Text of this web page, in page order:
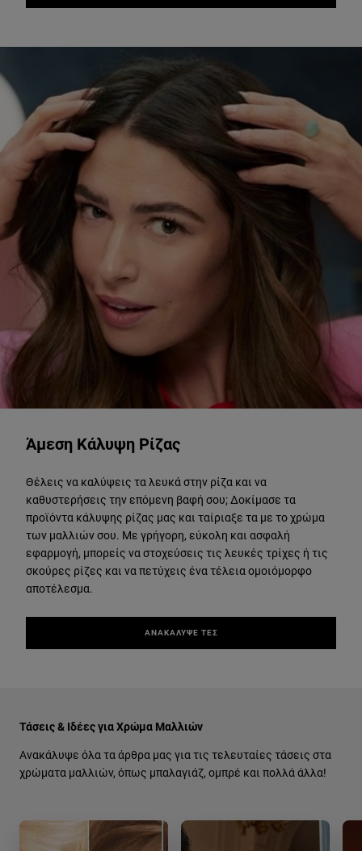
Άμεση Κάλυψη Ρίζας
Θέλεις να καλύψεις τα λευκά στην ρίζα και να
καθυστερήσεις την επόμενη βαφή σου; Δοκίμασε τα
προϊόντα κάλυψης ρίζας μας και ταίριαξε τα με το χρώμα
των μαλλιών σου. Με γρήγορη, εύκολη και ασφαλή
εφαρμογή, μπορείς να στοχεύσεις τις λευκές τρίχες ή τις
σκούρες ρίζες και να πετύχεις ένα τέλεια ομοιόμορφο
αποτέλεσμα.
ΑΝΑΚΑΛΥΨΕ ΤΕΣ
Τάσεις & Ιδέες για Χρώμα Μαλλιών
Ανακάλυψε όλα τα άρθρα μας για τις τελευταίες τάσεις στα
χρώματα μαλλιών, όπως μπαλαγιάζ, ομπρέ και πολλά άλλα!